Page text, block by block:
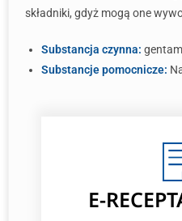
składniki, gdyż mogą one
Substancja czynna:
Substancje pomocnicze:
E-